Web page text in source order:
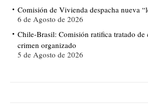
Comisión de Vivienda despacha nueva
6 de Agosto de 2026
Chile-Brasil: Comisión ratifica tratado de
crimen organizado
5 de Agosto de 2026